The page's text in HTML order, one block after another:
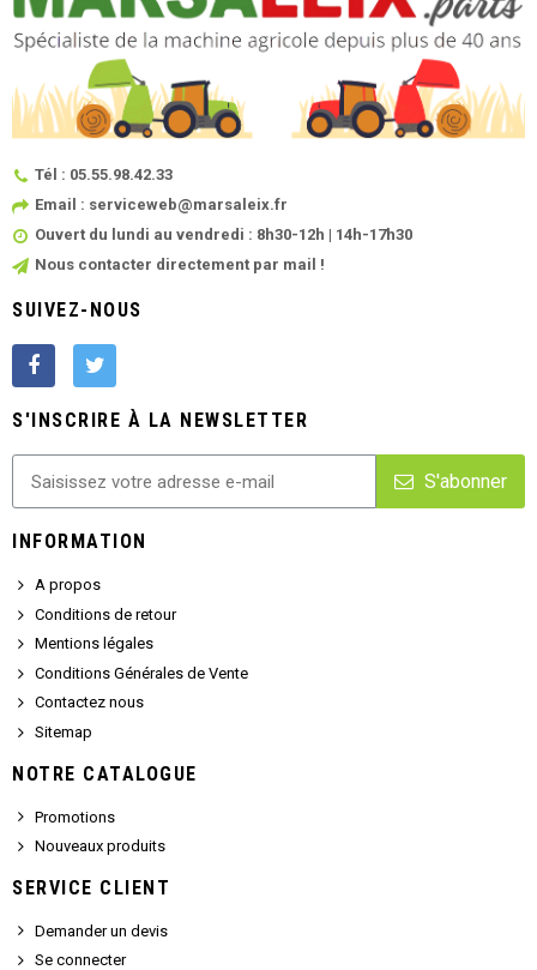
Tél : 05.55.98.42.33
Email : serviceweb@marsaleix.fr
Ouvert du lundi au vendredi : 8h30-12h | 14h-17h30
Nous contacter directement par mail !
SUIVEZ-NOUS
S'INSCRIRE À LA NEWSLETTER
S'abonner
INFORMATION
A propos
Conditions de retour
Mentions légales
Conditions Générales de Vente
Contactez nous
Sitemap
NOTRE CATALOGUE
Promotions
Nouveaux produits
SERVICE CLIENT
Demander un devis
Se connecter